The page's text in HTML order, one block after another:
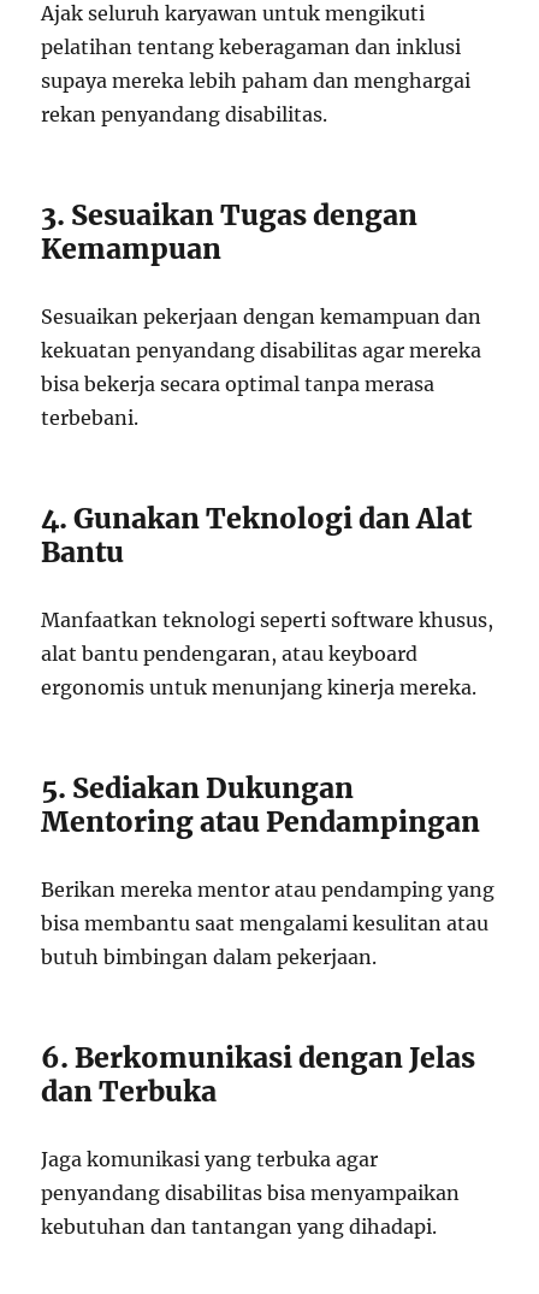
Ajak seluruh karyawan untuk mengikuti
pelatihan tentang keberagaman dan inklusi
supaya mereka lebih paham dan menghargai
rekan penyandang disabilitas.
3. Sesuaikan Tugas dengan
Kemampuan
Sesuaikan pekerjaan dengan kemampuan dan
kekuatan penyandang disabilitas agar mereka
bisa bekerja secara optimal tanpa merasa
terbebani.
4. Gunakan Teknologi dan Alat
Bantu
Manfaatkan teknologi seperti software khusus,
alat bantu pendengaran, atau keyboard
ergonomis untuk menunjang kinerja mereka.
5. Sediakan Dukungan
Mentoring atau Pendampingan
Berikan mereka mentor atau pendamping yang
bisa membantu saat mengalami kesulitan atau
butuh bimbingan dalam pekerjaan.
6. Berkomunikasi dengan Jelas
dan Terbuka
Jaga komunikasi yang terbuka agar
penyandang disabilitas bisa menyampaikan
kebutuhan dan tantangan yang dihadapi.